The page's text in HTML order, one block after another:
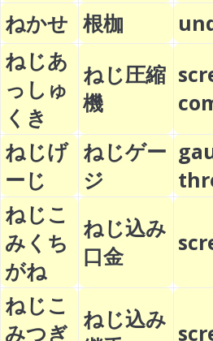
ねかせ 根枷
ねじあ
っしゅ
くき
ねじ圧縮
機
ねじげ
ーじ
ねじゲー
ジ
ねじこ
みくち
がね
ねじ込み
口金
ねじこ
みつぎ
ねじ込み